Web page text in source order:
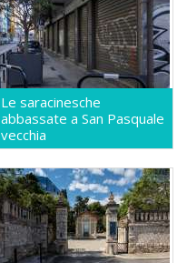
Le saracinesche
abbassate a San Pasquale
vecchia